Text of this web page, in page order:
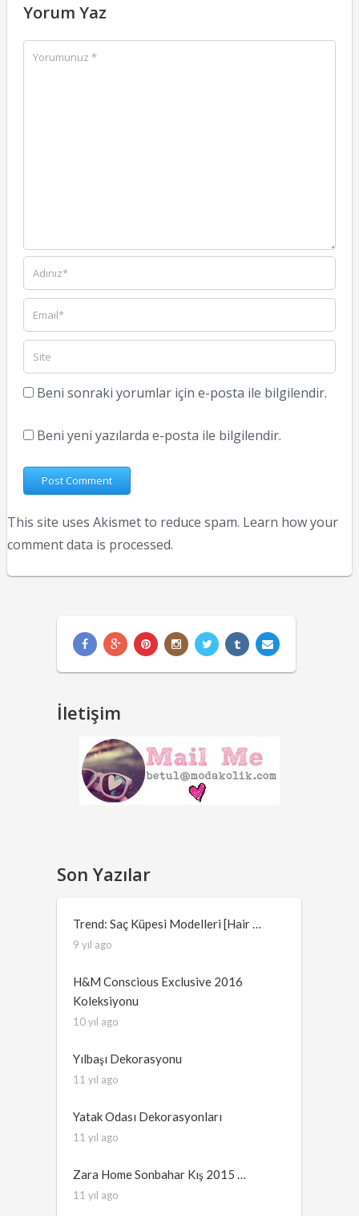
Yorum Yaz
Beni sonraki yorumlar için e-posta ile bilgilendir.
Beni yeni yazılarda e-posta ile bilgilendir.
This site uses Akismet to reduce spam. Learn how your
comment data is processed.
İletişim
Son Yazılar
Trend: Saç Küpesi Modelleri [Hair …
9 yıl ago
H&M Conscious Exclusive 2016
Koleksiyonu
10 yıl ago
Yılbaşı Dekorasyonu
11 yıl ago
Yatak Odası Dekorasyonları
11 yıl ago
Zara Home Sonbahar Kış 2015 …
11 yıl ago